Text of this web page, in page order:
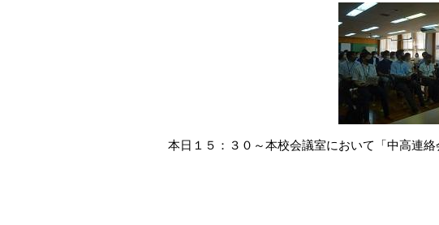
本日１５：３０～本校会議室において「中高連絡